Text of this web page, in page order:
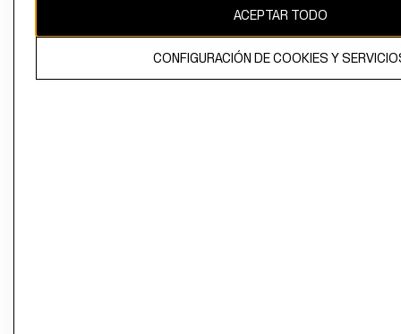
ACEPTAR TODO
CONFIGURACIÓN DE COOKIES Y